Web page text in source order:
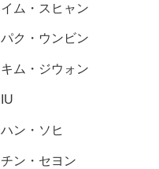
イム・スヒャン
パク・ウンビン
キム・ジウォン
IU
ハン・ソヒ
チン・セヨン